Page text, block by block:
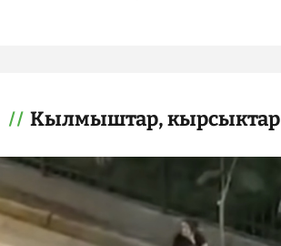
Кылмыштар, кырсыктар